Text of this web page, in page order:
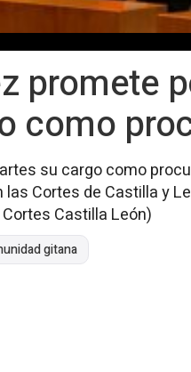
promete
como
su cargo como
Cortes de Castilla y
Castilla León)
gitana